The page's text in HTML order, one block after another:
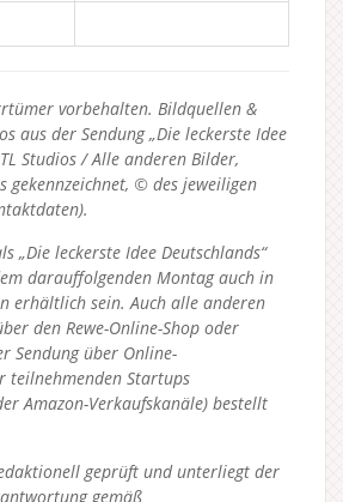
vorbehalten. Bildquellen &
aus der Sendung „Die leckerste Idee
Studios / Alle anderen Bilder,
gekennzeichnet, © des jeweiligen
„Die leckerste Idee Deutschlands“
darauffolgenden Montag auch in
erhältlich sein. Auch alle anderen
den Rewe-Online-Shop oder
Sendung über Online-
teilnehmenden Startups
Amazon-Verkaufskanäle) bestellt
geprüft und unterliegt der
gemäß